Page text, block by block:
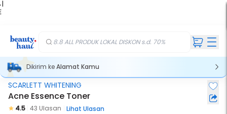
|
8.8 ALL PRODUK LOKAL DISKON s.d. 70%
Dikirim keAlamat Kamu
Stok Habis
SCARLETT WHITENING
Acne Essence Toner
4.5 43 Ulasan Lihat Ulasan